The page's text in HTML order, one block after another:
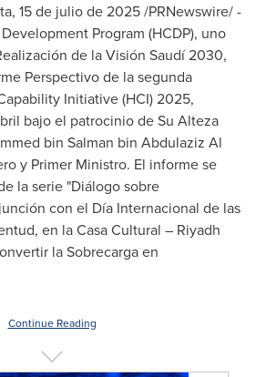
, 15 de julio de 2025/PRNewswire/ -
Program (HCDP), uno
de la Visión Saudí 2030,
Perspectivo de la segunda
Initiative (HCI) 2025,
bajo el patrocinio deSu Alteza
bin Salman bin Abdulaziz Al
y Primer Ministro. El informe se
la serie "Diálogo sobre
con el Día Internacional de las
en la Casa Cultural – Riyadh
la Sobrecarga en
Continue Reading